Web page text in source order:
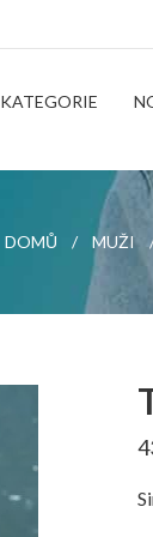
KATEGORIE
DOMŮ MUŽI